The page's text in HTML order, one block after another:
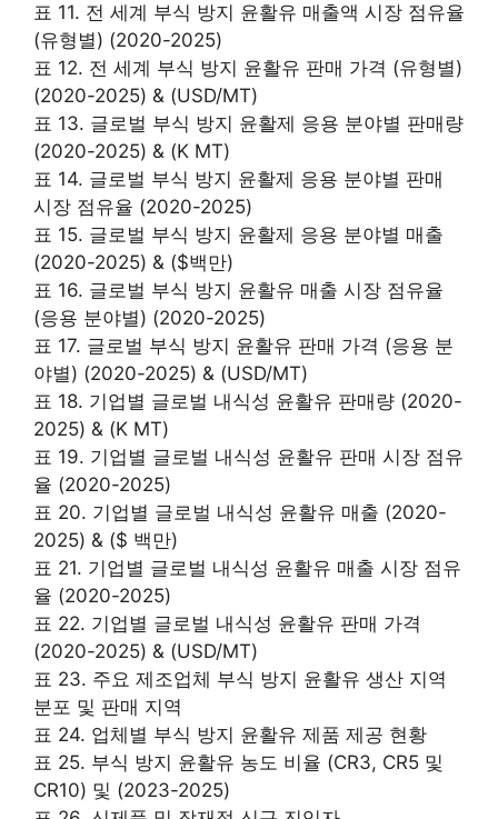
표 11. 전 세계 부식 방지 윤활유 매출액 시장 점유율
(유형별) (2020-2025)
표 12. 전 세계 부식 방지 윤활유 판매 가격 (유형별)
(2020-2025) & (USD/MT)
표 13. 글로벌 부식 방지 윤활제 응용 분야별 판매량
(2020-2025) & (K MT)
표 14. 글로벌 부식 방지 윤활제 응용 분야별 판매
시장 점유율 (2020-2025)
표 15. 글로벌 부식 방지 윤활제 응용 분야별 매출
(2020-2025) & ($백만)
표 16. 글로벌 부식 방지 윤활유 매출 시장 점유율
(응용 분야별) (2020-2025)
표 17. 글로벌 부식 방지 윤활유 판매 가격 (응용 분
야별) (2020-2025) & (USD/MT)
표 18. 기업별 글로벌 내식성 윤활유 판매량 (2020-
2025) & (K MT)
표 19. 기업별 글로벌 내식성 윤활유 판매 시장 점유
율 (2020-2025)
표 20. 기업별 글로벌 내식성 윤활유 매출 (2020-
2025) & ($ 백만)
표 21. 기업별 글로벌 내식성 윤활유 매출 시장 점유
율 (2020-2025)
표 22. 기업별 글로벌 내식성 윤활유 판매 가격
(2020-2025) & (USD/MT)
표 23. 주요 제조업체 부식 방지 윤활유 생산 지역
분포 및 판매 지역
표 24. 업체별 부식 방지 윤활유 제품 제공 현황
표 25. 부식 방지 윤활유 농도 비율 (CR3, CR5 및
CR10) 및 (2023-2025)